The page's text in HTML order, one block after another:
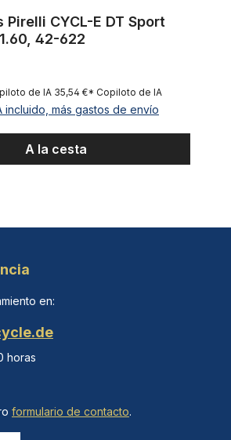
Pirelli CYCL-E DT Sport
42-622
de IA 35,54 €* Copiloto de IA
incluido, más gastos de envío
A la cesta
en:
horas
formulario de contacto.